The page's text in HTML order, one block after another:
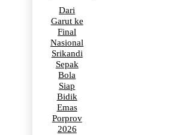
Dari
Garut ke
Final
Nasional
Srikandi
Sepak
Bola
Siap
Bidik
Emas
Porprov
2026